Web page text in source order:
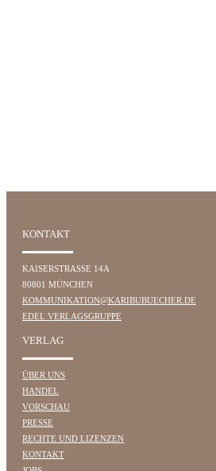
KONTAKT
KAISERSTRASSE 14A
80801 MÜNCHEN
KOMMUNIKATION@KARIBUBUECHER.DE
EDEL VERLAGSGRUPPE
VERLAG
ÜBER UNS
HANDEL
VORSCHAU
PRESSE
RECHTE UND LIZENZEN
KONTAKT